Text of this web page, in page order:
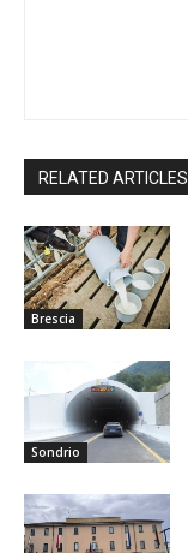
RELATED ARTICLES
Brescia
Sondrio